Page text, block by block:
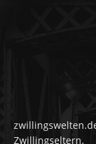
Zwillingseltern.